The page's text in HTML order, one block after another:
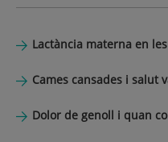
Lactància materna en
Cames cansades i salut
Dolor de genoll i quan